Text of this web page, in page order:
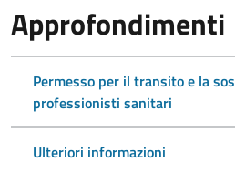
Approfondimenti
Permesso per il transito e la
professionisti sanitari
Ulteriori informazioni